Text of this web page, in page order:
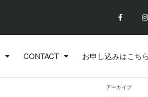
CONTACT お申し込みはこちら
アーカイブ